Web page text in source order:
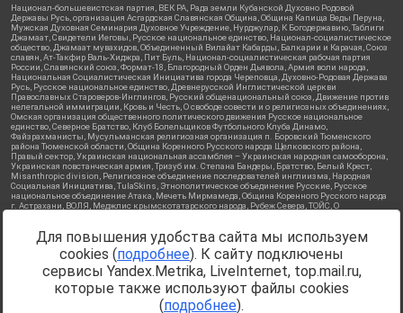
Национал-большевистская партия, ВЕК РА, Рада земли Кубанской Духовно Родовой
Державы Русь, организация Асгардская Славянская Община, Община Капища Веды Перуна,
Мужская Духовная Семинария Духовное Учреждение, Нурджулар, К Богодержавию, Таблиги
Джамаат, Свидетели Иеговы, Русское национальное единство, Национал-социалистическое
общество, Джамаат мувахидов, Объединенный Вилайат Кабарды, Балкарии и Карачая, Союз
славян, Ат-Такфир Валь-Хиджра, Пит Буль, Национал-социалистическая рабочая партия
России, Славянский союз, Формат-18, Благородный Орден Дьявола, Армия воли народа,
Национальная Социалистическая Инициатива города Череповца, Духовно-Родовая Держава
Русь, Русское национальное единство, Древнерусской Инглистической церкви
Православных Староверов-Инглингов, Русский общенациональный союз, Движение против
нелегальной иммиграции, Кровь и Честь, О свободе совести и о религиозных объединениях,
Омская организация общественного политического движения Русское национальное
единство, Северное Братство, Клуб Болельщиков Футбольного Клуба Динамо,
Файзрахманисты, Мусульманская религиозная организация п. Боровский Тюменского
района Тюменской области, Община Коренного Русского народа Щелковского района,
Правый сектор, Украинская национальная ассамблея – Украинская народная самооборона,
Украинская повстанческая армия, Тризуб им. Степана Бандеры, Братство, Белый Крест,
Misanthropic division, Религиозное объединение последователей инглиизма, Народная
Социальная Инициатива, TulaSkins, Этнополитическое объединение Русские, Русское
национальное объединение Атака, Мечеть Мирмамеда, Община Коренного Русского народа
г. Астрахани, ВОЛЯ, Меджлис крымскотатарского народа, Рубеж Севера, ТОЙС, О
правозащитная группа МПГ, Курсом Правды и Единения, Каракольская инициативная
группа, Автоград Крю, Союз Славянских Сил Руси, Алля-Аят, Благотворительный пансионат
Ак Умут, Русская республика Русь, Арестантское уголовное единство, Башкорт, Нация и
свобода, W.H.С., Фалунь Дафа, Иртыш Ultras, Русский Патриотический клуб-Новокузнецк/
РПК, Сибирский державный союз, Фонд борьбы с коррупцией, Фонд защиты прав граждан,
Штабы Навального, Совет граждан СССР Прикубанского округа г. Краснодара
https://minjust.gov.ru/ru/documents/7822/
Для повышения удобства сайта мы используем
cookies (подробнее). К сайту подключены
сервисы Yandex.Metrika, LiveInternet, top.mail.ru,
которые также используют файлы cookies
(подробнее).